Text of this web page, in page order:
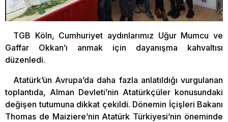
TGB Köln, Cumhuriyet aydınlarımız Uğur Mumcu ve
Gaffar Okkan’ı anmak için dayanışma kahvaltısı
düzenledi.
Atatürk’ün Avrupa’da daha fazla anlatıldığı vurgulanan
toplantıda, Alman Devleti’nin Atatürkçüler konusundaki
değişen tutumuna dikkat çekildi. Dönemin İçişleri Bakanı
Thomas de Maiziere’nin Atatürk Türkiyesi’nin öneminde